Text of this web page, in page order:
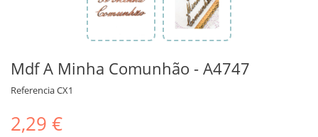
Mdf A Minha Comunhão - A4747
ReferenciaCX1
2,29 €